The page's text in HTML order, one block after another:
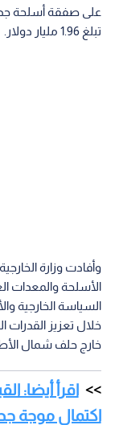
على صفقة أسلحة
تبلغ 1.96 مليار دولار.
وأفادت وزارة
الأسلحة والمعدات
السياسة الخارجية
خلال تعزيز القدرات
خارج حلف شمال
اقرأ أيضا:
اكتمال موجة